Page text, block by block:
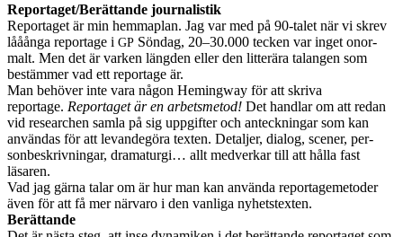
Reportaget/Berättande jour­nal­is­tik
Reportaget är min hemma­plan. Jag var med på 90-talet när vi skrev
lååånga reportage i GP Söndag, 20–30.000 tecken var inget onor­
malt. Men det är varken läng­den eller den lit­terära talan­gen som
bestäm­mer vad ett reportage är.
Man behöver inte vara någon Hem­ing­way för att skriva
reportage. Reportaget är en arbetsme­tod! Det hand­lar om att redan
vid researchen samla på sig uppgifter och anteck­ningar som kan
använ­das för att levan­degöra tex­ten. Detal­jer, dia­log, scener, per­
sonbeskrivningar, dra­maturgi… allt med­verkar till att hålla fast
läsaren.
Vad jag gärna talar om är hur man kan använda reportageme­toder
även för att få mer när­varo i den van­liga nyhet­s­tex­ten.
Berät­tande